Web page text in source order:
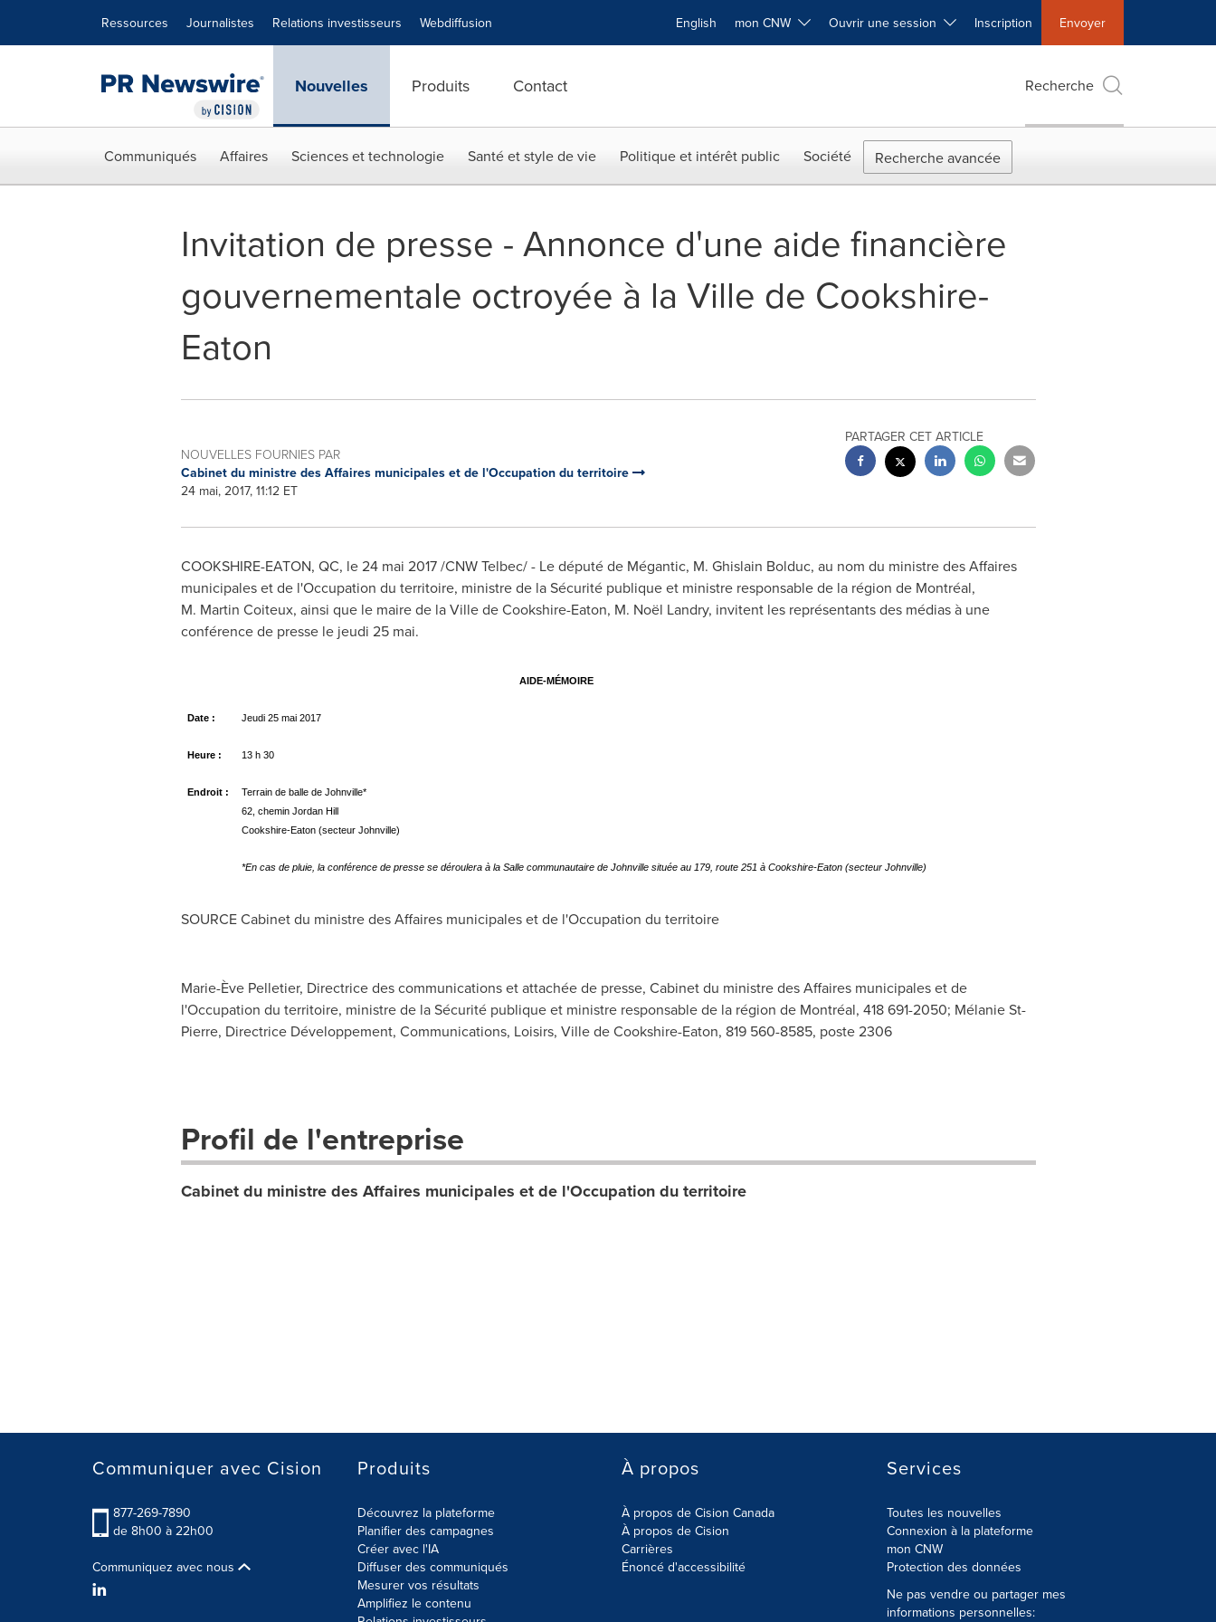
Ressources Journalistes Relations investisseurs Webdiffusion English mon CNW Ouvrir une session Inscription Envoyer
Nouvelles Produits Contact Recherche
Communiqués Affaires Sciences et technologie Santé et style de vie Politique et intérêt public Société Recherche avancée
Invitation de presse - Annonce d'une aide financière
gouvernementale octroyée à la Ville de Cookshire-
Eaton
NOUVELLES FOURNIES PAR
Cabinet du ministre des Affaires municipales et de l'Occupation du territoire
24 mai, 2017, 11:12 ET
PARTAGER CET ARTICLE
COOKSHIRE-EATON, QC, le 24 mai 2017 /CNW Telbec/ - Le député de Mégantic, M. Ghislain Bolduc, au nom du ministre des Affaires
municipales et de l'Occupation du territoire, ministre de la Sécurité publique et ministre responsable de la région de Montréal,
M. Martin Coiteux, ainsi que le maire de la Ville deCookshire-Eaton, M. Noël Landry, invitent les représentants des médias à une
conférence de presse le jeudi 25 mai.
AIDE-MÉMOIRE
Date : Jeudi 25 mai 2017
Heure : 13 h 30
Endroit :
Terrain de balle de Johnville*
62, chemin Jordan Hill
Cookshire-Eaton (secteur Johnville)
*En cas de pluie, la conférence de presse se déroulera à la Salle communautaire de Johnville située au 179, route 251 à Cookshire-Eaton (secteur Johnville)
SOURCE Cabinet du ministre des Affaires municipales et de l'Occupation du territoire
Marie-Ève Pelletier, Directrice des communications et attachée de presse, Cabinet du ministre des Affaires municipales et de
l'Occupation du territoire, ministre de la Sécurité publique et ministre responsable de la région de Montréal, 418 691-2050; Mélanie St-
Pierre, Directrice Développement, Communications, Loisirs, Ville de Cookshire-Eaton, 819 560-8585, poste 2306
Profil de l'entreprise
Cabinet du ministre des Affaires municipales et de l'Occupation du territoire
Communiquer avec Cision
877-269-7890
de 8h00 à 22h00
Communiquez avec nous
Produits
Découvrez la plateforme
Planifier des campagnes
Créer avec l'IA
Diffuser des communiqués
Mesurer vos résultats
Amplifiez le contenu
À propos
À propos de Cision Canada
À propos de Cision
Carrières
Énoncé d'accessibilité
Services
Toutes les nouvelles
Connexion à la plateforme
mon CNW
Protection des données
Ne pas vendre ou partager mes
informations personnelles: